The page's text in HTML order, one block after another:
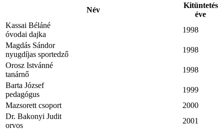
Név
Kitüntetés
éve
Kassai Béláné
óvodai dajka
1998
Magdás Sándor
nyugdíjas sportedző
1998
Orosz Istvánné
tanárnő
1998
Barta József
pedagógus
1999
Mazsorett csoport
2000
Dr. Bakonyi Judit
orvos
2001